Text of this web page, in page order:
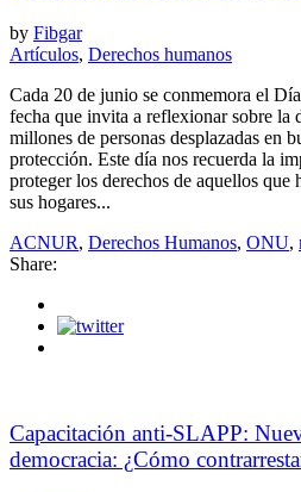
by Fibgar
Artículos, Derechos humanos
Cada 20 de junio se conmemora el
fecha que invita a reflexionar sobre la
millones de personas desplazadas en
protección. Este día nos recuerda la
proteger los derechos de aquellos que
sus hogares...
ACNUR, Derechos Humanos, ONU,
Share:
Capacitación anti-SLAPP:
democracia: ¿Cómo